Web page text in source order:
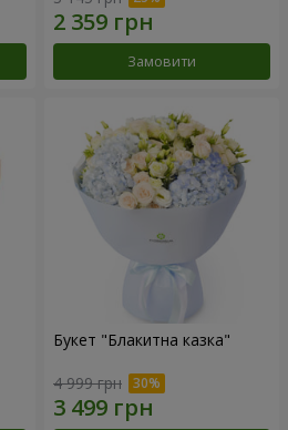
Замовити
Букет "Блакитна казка"
4 999 грн